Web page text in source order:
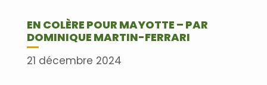
EN COLÈRE POUR MAYOTTE – PAR
DOMINIQUE MARTIN-FERRARI
21 décembre 2024